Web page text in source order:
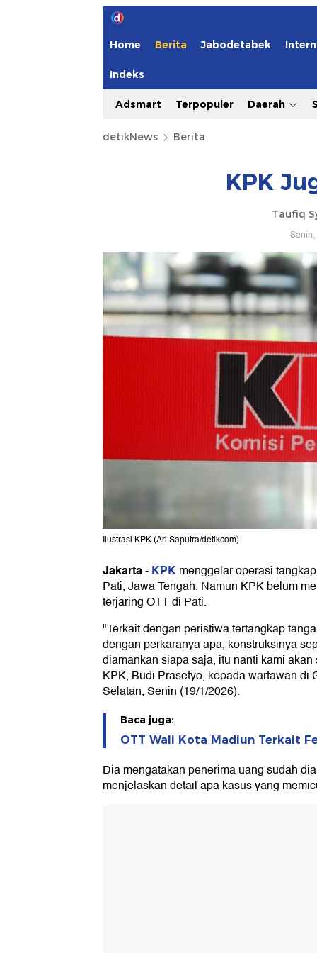
Home Berita Jabodetabek
Indeks
Adsmart Terpopuler Daerah
detikNews Berita
KPK
Taufiq
Ilustrasi KPK (Ari Saputra/detikcom)
Jakarta-KPKmenggelar operasi
Pati, Jawa Tengah. Namun KPK belum
terjaring OTT di Pati.
"Terkait dengan peristiwa tertangkap
dengan perkaranya apa, konstruksinya
diamankan siapa saja, itu nanti kami
KPK, Budi Prasetyo, kepada wartawan di
Selatan, Senin (19/1/2026).
Baca juga:
OTT Wali Kota Madiun Terkait
Dia mengatakan penerima uang sudah
menjelaskan detail apa kasus yang